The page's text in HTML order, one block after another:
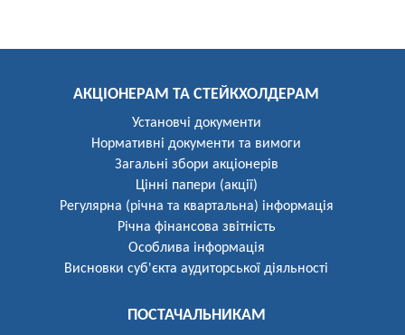
АКЦІОНЕРАМ ТА СТЕЙКХОЛДЕРАМ
Установчі документи
Нормативні документи та вимоги
Загальні збори акціонерів
Цінні папери (акції)
Регулярна (річна та квартальна) інформація
Річна фінансова звітність
Особлива інформація
Висновки суб'єкта аудиторської діяльності
ПОСТАЧАЛЬНИКАМ